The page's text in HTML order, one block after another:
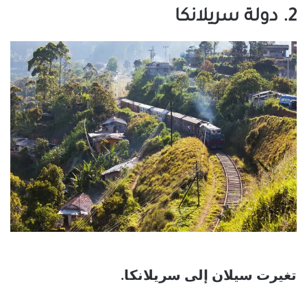
2. دولة سريلانكا
تغيرت سيلان إلى سريلانكا.